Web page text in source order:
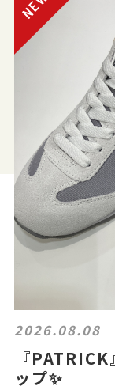
2026.08.08
『
ップ✨